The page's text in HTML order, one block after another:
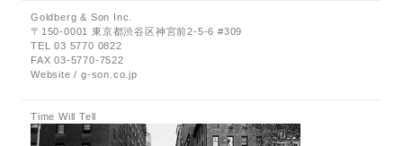
Goldberg & Son Inc.
〒150-0001 東京都渋谷区神宮前2-5-6 #309
TEL 03 5770 0822
FAX 03-5770-7522
Website / g-son.co.jp
Time Will Tell